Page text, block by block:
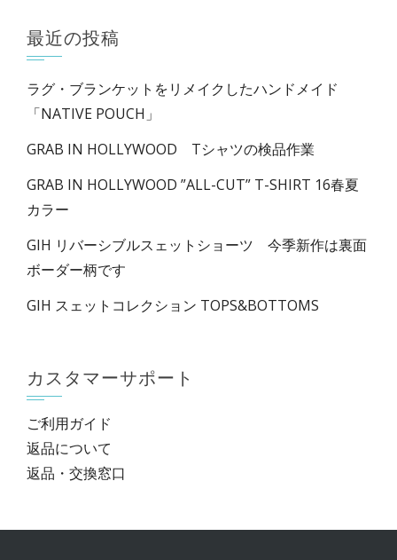
最近の投稿
ラグ・ブランケットをリメイクしたハンドメイド
「NATIVE POUCH」
GRAB IN HOLLYWOOD Tシャツの検品作業
GRAB IN HOLLYWOOD ”ALL-CUT” T-SHIRT 16春夏
カラー
GIH リバーシブルスェットショーツ 今季新作は裏面
ボーダー柄です
GIH スェットコレクション TOPS&BOTTOMS
カスタマーサポート
ご利用ガイド
返品について
返品・交換窓口